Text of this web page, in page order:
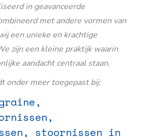
in geavanceerde
met andere vormen van
een unieke en krachtige
zijn een kleine praktijk waarin
aandacht centraal staan.
onder meer toegepast bij:
stoornissen in